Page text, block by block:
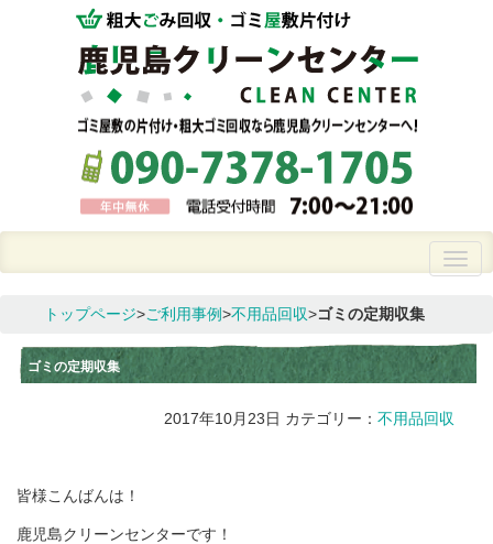
トップページ>ご利用事例>不用品回収>ゴミの定期収集
ゴミの定期収集
2017年10月23日 カテゴリー： 不用品回収
皆様こんばんは！
鹿児島クリーンセンターです！